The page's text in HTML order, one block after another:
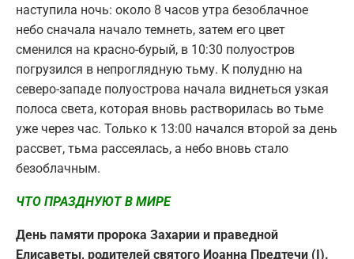
наступила ночь: около 8 часов утра безоблачное
небо сначала начало темнеть, затем его цвет
сменился на красно-бурый, в 10:30 полуостров
погрузился в непроглядную тьму. К полудню на
северо-западе полуострова начала виднеться узкая
полоса света, которая вновь растворилась во тьме
уже через час. Только к 13:00 начался второй за день
рассвет, тьма рассеялась, а небо вновь стало
безоблачным.
ЧТО ПРАЗДНУЮТ В МИРЕ
День памяти пророка Захарии и праведной
Елисаветы, родителей святого Иоанна Предтечи (I).